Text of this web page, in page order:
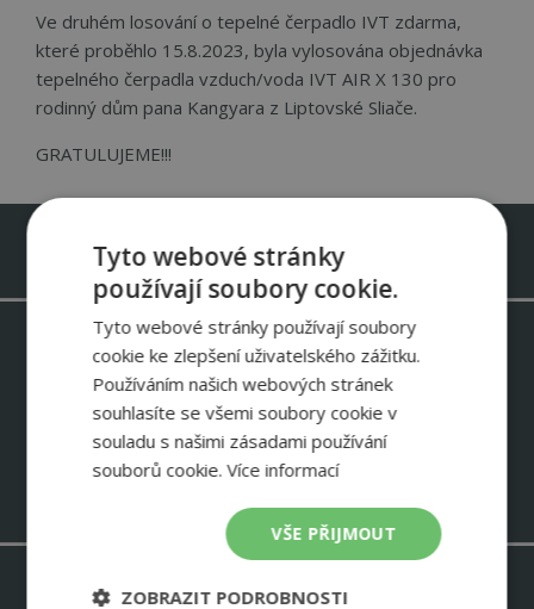
Ve druhém losování o tepelné čerpadlo IVT zdarma,
které proběhlo 15.8.2023, byla vylosována objednávka
tepelného čerpadla vzduch/voda IVT AIR X 130 pro
rodinný dům pana Kangyara z Liptovské Sliače.
GRATULUJEME!!!
Infolinka zdarma 800 488 488
Odebírejte newsletter IVT
Informace o slevových akcích – ukázky instalací IVT – zkušenosti
NEWSLETTER
Tyto webové stránky
používají soubory cookie.
Tyto webové stránky používají soubory
cookie ke zlepšení uživatelského zážitku.
Používáním našich webových stránek
souhlasíte se všemi soubory cookie v
souladu s našimi zásadami používání
souborů cookie.Více informací
VŠE PŘIJMOUT
ZOBRAZIT PODROBNOSTI